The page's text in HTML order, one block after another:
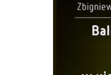
mieszaniny gazowo-prochowej we
piątym do równań bilansowych
wewnętrznej oraz termodynamiki,
różniczkowych, opisujących
rozdziale szóstym rozpisano
strzału występujące w klasycznej
różniczkowych balistyki
BalWew-ZW napisanego w języku
układy równań różniczkowych,
przedstawiono wyniki symulacji